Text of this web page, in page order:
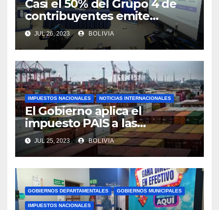
Casi el 50% del Grupo 4 de
contribuyentes emite
facturas en línea antes del
plazo fijado
JUL 26, 2023 BOLIVIA
IMPUESTOS NACIONALES NOTICIAS INTERNACIONALES
El Gobierno aplica el
impuesto PAIS a las
importaciones de algunos
bienes y servicios
JUL 25, 2023 BOLIVIA
GOBIERNOS DEPARTAMENTALES GOBIERNOS MUNICIPALES
IMPUESTOS NACIONALES